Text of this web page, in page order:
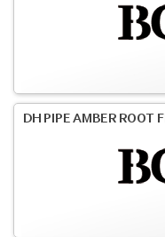
DH PIPE AMBER ROOT